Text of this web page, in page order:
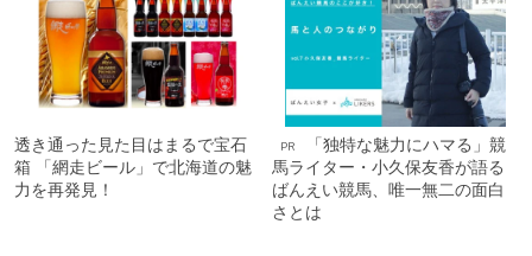
透き通った見た目はまるで宝石
箱 「網走ビール」で北海道の魅
力を再発見！
PR
「独特な魅力にハマる」競
馬ライター・小久保友香が語る
ばんえい競馬、唯一無二の面白
さとは